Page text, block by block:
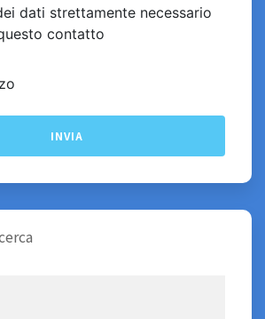
dati strettamente necessario
contatto